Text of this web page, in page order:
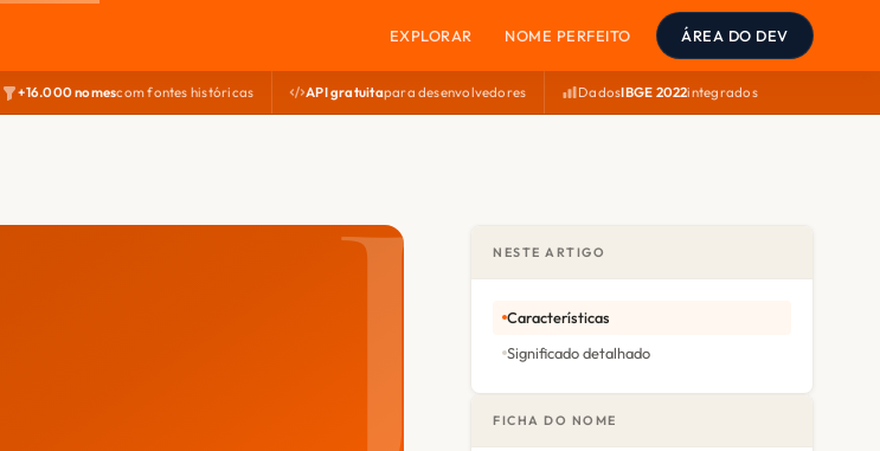
EXPLORAR NOME PERFEITO ÁREA DO DEV
+16.000 nomescom fontes históricas API gratuitapara desenvolvedores DadosIBGE 2022integrados
NESTE ARTIGO
Características
Significado detalhado
FICHA DO NOME